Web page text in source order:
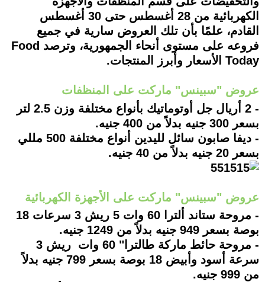
الكهربائية من 28 أغسطس حتى 30 أغسطس
القادم، علمًا بأن تلك العروض سارية في جميع
فروعه على مستوى أنحاء الجمهورية، وترصد Food
Today الأسعار وأبرز المنتجات.
عروض "سبينس" ماركت على المنظفات
- 2 أريال جل أوتوماتيك بأنواع مختلفة وزن 2.5 لتر
بسعر 300 جنيه بدلاً من 400 جنيه.
- ديفا صابون سائل لليدين أنواع مختلفة 500 مللي
بسعر 20 جنيه بدلاً من 40 جنيه.
عروض "سبينس" ماركت على الأجهزة الكهربائية
- مروحة ستاند ألترا 60 وات 5 ريش 3 سرعات 18
بوصة بسعر 949 جنيه بدلاً من 1249 جنيه.
- مروحة حائط ماركة طالترا" 60 وات ريش 3
سرعة أسود وأبيض 18 بوصة بسعر 799 جنيه بدلاً
من 999 جنيه.